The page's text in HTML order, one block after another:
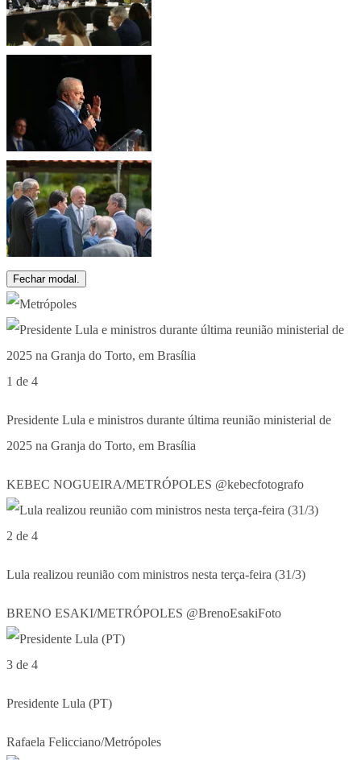
Fechar modal.
1 de 4
Presidente Lula e ministros durante última reunião ministerial de
2025 na Granja do Torto, em Brasília
KEBEC NOGUEIRA/METRÓPOLES @kebecfotografo
2 de 4
Lula realizou reunião com ministros nesta terça-feira (31/3)
BRENO ESAKI/METRÓPOLES @BrenoEsakiFoto
3 de 4
Presidente Lula (PT)
Rafaela Felicciano/Metrópoles